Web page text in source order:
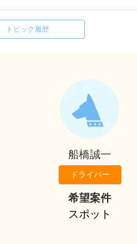
トピック履歴
船橋誠一
ドライバー
希望案件
スポット